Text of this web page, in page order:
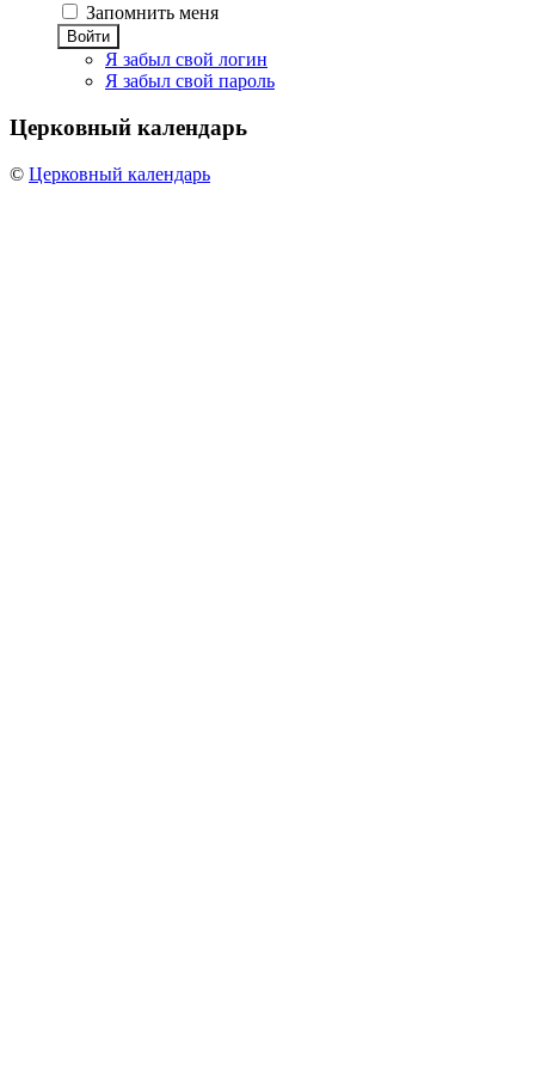
Запомнить меня
Войти
Я забыл свой логин
Я забыл свой пароль
Церковный календарь
© Церковный календарь